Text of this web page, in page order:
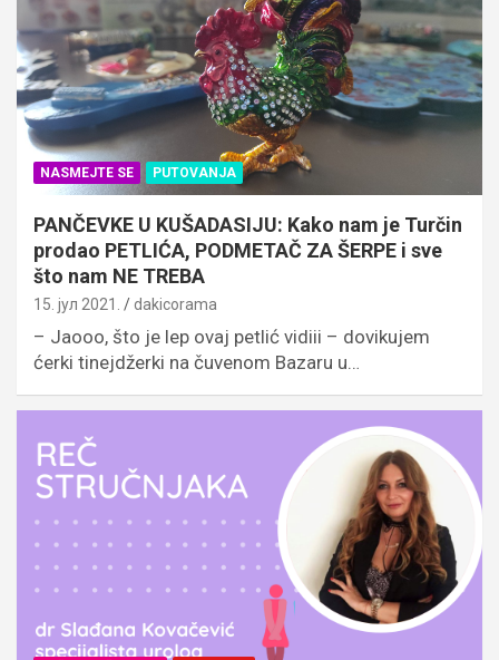
NASMEJTE SE PUTOVANJA
PANČEVKE U KUŠADASIJU: Kako nam je Turčin
prodao PETLIĆA, PODMETAČ ZA ŠERPE i sve
što nam NE TREBA
15. јул 2021. dakicorama
– Jaooo, što je lep ovaj petlić vidiii – dovikujem
ćerki tinejdžerki na čuvenom Bazaru u…